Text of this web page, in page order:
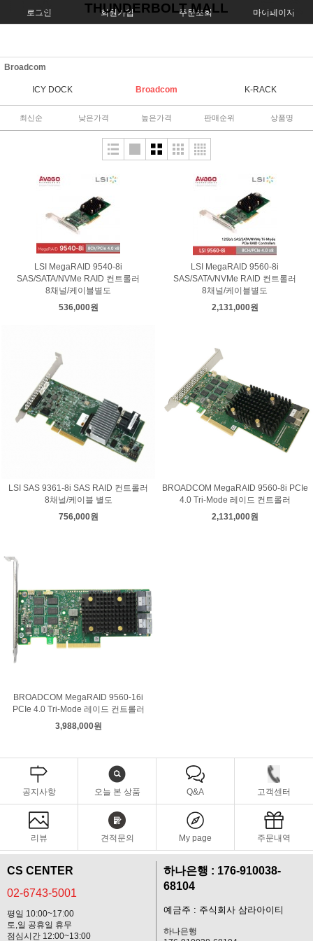
로그인 회원가입 주문조회 마이페이지
THUNDERBOLT MALL
Broadcom
ICY DOCK Broadcom K-RACK
최신순 낮은가격 높은가격 판매순위 상품명
LSI MegaRAID 9540-8i
SAS/SATA/NVMe RAID 컨트롤러
8채널/케이블별도
536,000원
LSI MegaRAID 9560-8i
SAS/SATA/NVMe RAID 컨트롤러
8채널/케이블별도
2,131,000원
LSI SAS 9361-8i SAS RAID 컨트롤러
8채널/케이블 별도
756,000원
BROADCOM MegaRAID 9560-8i PCIe
4.0 Tri-Mode 레이드 컨트롤러
2,131,000원
BROADCOM MegaRAID 9560-16i
PCIe 4.0 Tri-Mode 레이드 컨트롤러
3,988,000원
공지사항 오늘 본 상품 Q&A 고객센터
리뷰 견적문의 My page 주문내역
CS CENTER
02-6743-5001
평일 10:00~17:00
토,일 공휴일 휴무
점심시간 12:00~13:00
하나은행 : 176-910038-
68104
예금주 : 주식회사 삼라아이티
하나은행